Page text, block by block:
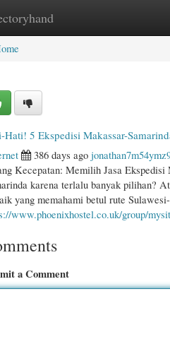
Home New Site Listings
Hati! 5 Ekspedisi Makassar-
386 days ago
Kecepatan: Memilih Jasa
karena terlalu banyak pilihan?
yang memahami betul rute
www.phoenixhostel.co.uk/group/
a Comment